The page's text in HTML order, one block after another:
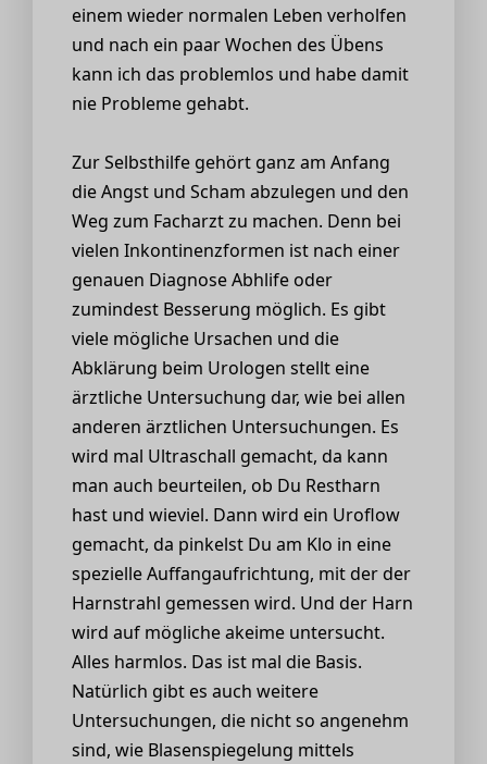
einem wieder normalen Leben verholfen
und nach ein paar Wochen des Übens
kann ich das problemlos und habe damit
nie Probleme gehabt.
Zur Selbsthilfe gehört ganz am Anfang
die Angst und Scham abzulegen und den
Weg zum Facharzt zu machen. Denn bei
vielen Inkontinenzformen ist nach einer
genauen Diagnose Abhlife oder
zumindest Besserung möglich. Es gibt
viele mögliche Ursachen und die
Abklärung beim Urologen stellt eine
ärztliche Untersuchung dar, wie bei allen
anderen ärztlichen Untersuchungen. Es
wird mal Ultraschall gemacht, da kann
man auch beurteilen, ob Du Restharn
hast und wieviel. Dann wird ein Uroflow
gemacht, da pinkelst Du am Klo in eine
spezielle Auffangaufrichtung, mit der der
Harnstrahl gemessen wird. Und der Harn
wird auf mögliche akeime untersucht.
Alles harmlos. Das ist mal die Basis.
Natürlich gibt es auch weitere
Untersuchungen, die nicht so angenehm
sind, wie Blasenspiegelung mittels